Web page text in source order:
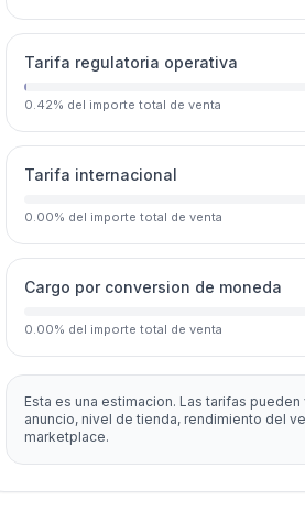
Tarifa regulatoria operativa
0.42% del importe total de venta
Tarifa internacional
0.00% del importe total de venta
Cargo por conversion de moneda
0.00% del importe total de venta
Esta es una estimacion. Las tarifas
anuncio, nivel de tienda, rendimiento del
marketplace.